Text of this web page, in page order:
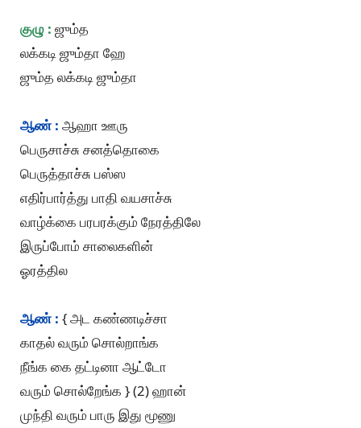
குழு : ஜும்த
லக்கடி ஜும்தா ஹே
ஜும்த லக்கடி ஜும்தா
ஆண் : ஆஹா ஊரு
பெருசாச்சு சனத்தொகை
பெருத்தாச்சு பஸ்ஸ
எதிர்பார்த்து பாதி வயசாச்சு
வாழ்க்கை பரபரக்கும் நேரத்திலே
இருப்போம் சாலைகளின்
ஓரத்தில
ஆண் : { அட கண்ணடிச்சா
காதல் வரும் சொல்றாங்க
நீங்க கை தட்டினா ஆட்டோ
வரும் சொல்றேங்க } (2) ஹான்
முந்தி வரும் பாரு இது மூணு